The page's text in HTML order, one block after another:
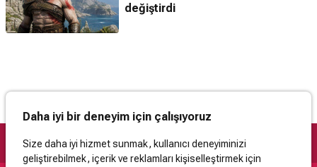
değiştirdi
Daha iyi bir deneyim için çalışıyoruz
Size daha iyi hizmet sunmak, kullanıcı deneyiminizi
geliştirebilmek, içerik ve reklamları kişiselleştirmek için